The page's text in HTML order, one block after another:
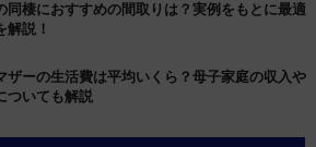
同棲におすすめの間取りは？実例をもとに最適
解説！
ザーの生活費は平均いくら？母子家庭の収入や
ついても解説